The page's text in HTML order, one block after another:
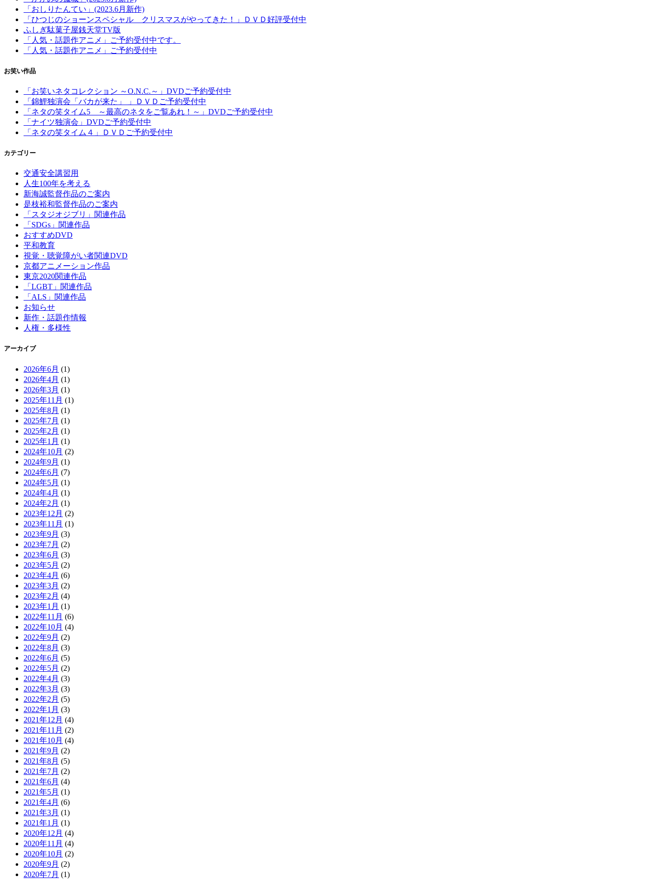
「おしりたんてい」(2023.6月新作)
「ひつじのショーンスペシャル クリスマスがやってきた！」ＤＶＤ好評受付中
ふしぎ駄菓子屋銭天堂TV版
「人気・話題作アニメ」ご予約受付中です。
「人気・話題作アニメ」ご予約受付中
お笑い作品
「お笑いネタコレクション ～O.N.C.～」DVDご予約受付中
「錦鯉独演会「バカが来た」 」ＤＶＤご予約受付中
「ネタの笑タイム5 ～最高のネタをご覧あれ！～」DVDご予約受付中
「ナイツ独演会」DVDご予約受付中
「ネタの笑タイム４」ＤＶＤご予約受付中
カテゴリー
交通安全講習用
人生100年を考える
新海誠監督作品のご案内
是枝裕和監督作品のご案内
「スタジオジブリ」関連作品
「SDGs」関連作品
おすすめDVD
平和教育
視覚・聴覚障がい者関連DVD
京都アニメーション作品
東京2020関連作品
「LGBT」関連作品
「ALS」関連作品
お知らせ
新作・話題作情報
人権・多様性
アーカイブ
2026年6月 (1)
2026年4月 (1)
2026年3月 (1)
2025年11月 (1)
2025年8月 (1)
2025年7月 (1)
2025年2月 (1)
2025年1月 (1)
2024年10月 (2)
2024年9月 (1)
2024年6月 (7)
2024年5月 (1)
2024年4月 (1)
2024年2月 (1)
2023年12月 (2)
2023年11月 (1)
2023年9月 (3)
2023年7月 (2)
2023年6月 (3)
2023年5月 (2)
2023年4月 (6)
2023年3月 (2)
2023年2月 (4)
2023年1月 (1)
2022年11月 (6)
2022年10月 (4)
2022年9月 (2)
2022年8月 (3)
2022年6月 (5)
2022年5月 (2)
2022年4月 (3)
2022年3月 (3)
2022年2月 (5)
2022年1月 (3)
2021年12月 (4)
2021年11月 (2)
2021年10月 (4)
2021年9月 (2)
2021年8月 (5)
2021年7月 (2)
2021年6月 (4)
2021年5月 (1)
2021年4月 (6)
2021年3月 (1)
2021年1月 (1)
2020年12月 (4)
2020年11月 (4)
2020年10月 (2)
2020年9月 (2)
2020年7月 (1)